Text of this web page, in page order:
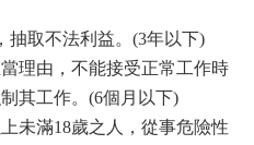
抽取不法利益。(3年以下)
理由，不能接受正常工作時
其工作。(6個月以下)
未滿18歲之人，從事危險性